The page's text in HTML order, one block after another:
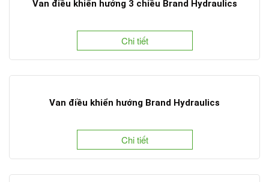
Van điều khiển hướng 3 chiều Brand Hydraulics
Chi tiết
Van điều khiển hướng Brand Hydraulics
Chi tiết